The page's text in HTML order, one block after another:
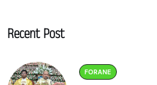
Recent Post
FORANE